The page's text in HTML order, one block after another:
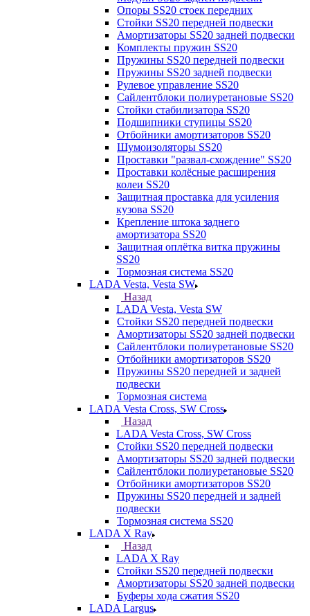
Опоры SS20 стоек передних
Стойки SS20 передней подвески
Амортизаторы SS20 задней подвески
Комплекты пружин SS20
Пружины SS20 передней подвески
Пружины SS20 задней подвески
Рулевое управление SS20
Сайлентблоки полиуретановые SS20
Стойки стабилизатора SS20
Подшипники ступицы SS20
Отбойники амортизаторов SS20
Шумоизоляторы SS20
Проставки "развал-схождение" SS20
Проставки колёсные расширения
колеи SS20
Защитная проставка для усиления
кузова SS20
Крепление штока заднего
амортизатора SS20
Защитная оплётка витка пружины
SS20
Тормозная система SS20
LADA Vesta, Vesta SW
Назад
LADA Vesta, Vesta SW
Стойки SS20 передней подвески
Амортизаторы SS20 задней подвески
Сайлентблоки полиуретановые SS20
Отбойники амортизаторов SS20
Пружины SS20 передней и задней
подвески
Тормозная система
LADA Vesta Cross, SW Cross
Назад
LADA Vesta Cross, SW Cross
Стойки SS20 передней подвески
Амортизаторы SS20 задней подвески
Сайлентблоки полиуретановые SS20
Отбойники амортизаторов SS20
Пружины SS20 передней и задней
подвески
Тормозная система SS20
LADA X Ray
Назад
LADA X Ray
Стойки SS20 передней подвески
Амортизаторы SS20 задней подвески
Буферы хода сжатия SS20
LADA Largus